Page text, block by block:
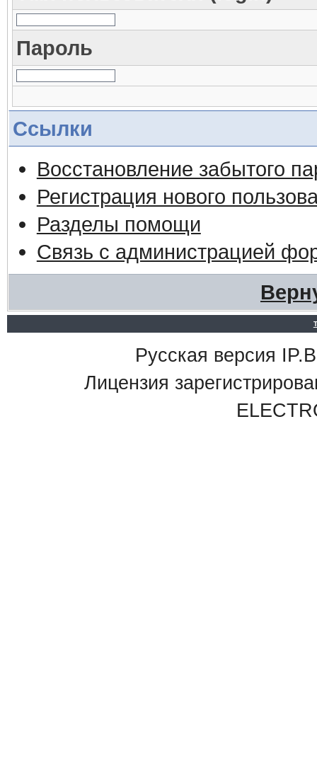
Пароль
Ссылки
Восстановление забытого
Регистрация нового
Разделы помощи
Связь с администрацией
Русская версия
Лицензия